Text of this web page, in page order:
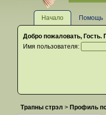
Начало Помощь
Добро пожаловать, Гость.
Имя пользователя:
Трапны стрэл > Профиль